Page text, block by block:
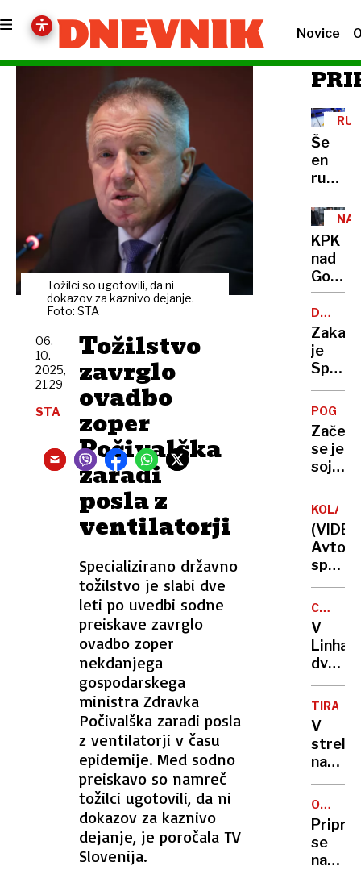
Novice
Tožilci so ugotovili, da ni
dokazov za kaznivo dejanje.
Foto: STA
Tožilstvo
zavrglo
ovadbo
zoper
Počivalška
zaradi
posla z
ventilatorji
Specializirano državno
tožilstvo je slabi dve
leti po uvedbi sodne
preiskave zavrglo
ovadbo zoper
nekdanjega
gospodarskega
ministra Zdravka
Počivalška zaradi posla
z ventilatorji v času
epidemije. Med sodno
preiskavo so namreč
tožilci ugotovili, da ni
dokazov za kaznivo
dejanje, je poročala TV
Slovenija.
06.
10.
2025,
21.29
STA
Še
en
ruski
skozi
okno
v
smrt
KPK
nad
Goloba
tudi
zaradi
DVIG
CEN
Zakaj
je
Spar
s
polic
izdelke
štirih
znanih
Začelo
se je
sojenje
ki se
za
KOLAPS
spet
v
Kaj
je
DOM
V
do
vse
TIRANA
V
na
ubit
sodnik
OD
12.
se
na